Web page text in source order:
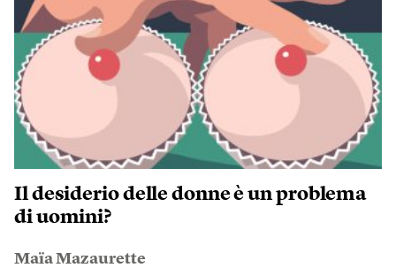
Il desiderio delle donne è un problema
di uomini?
Maïa Mazaurette